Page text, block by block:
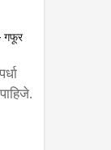
गफूर